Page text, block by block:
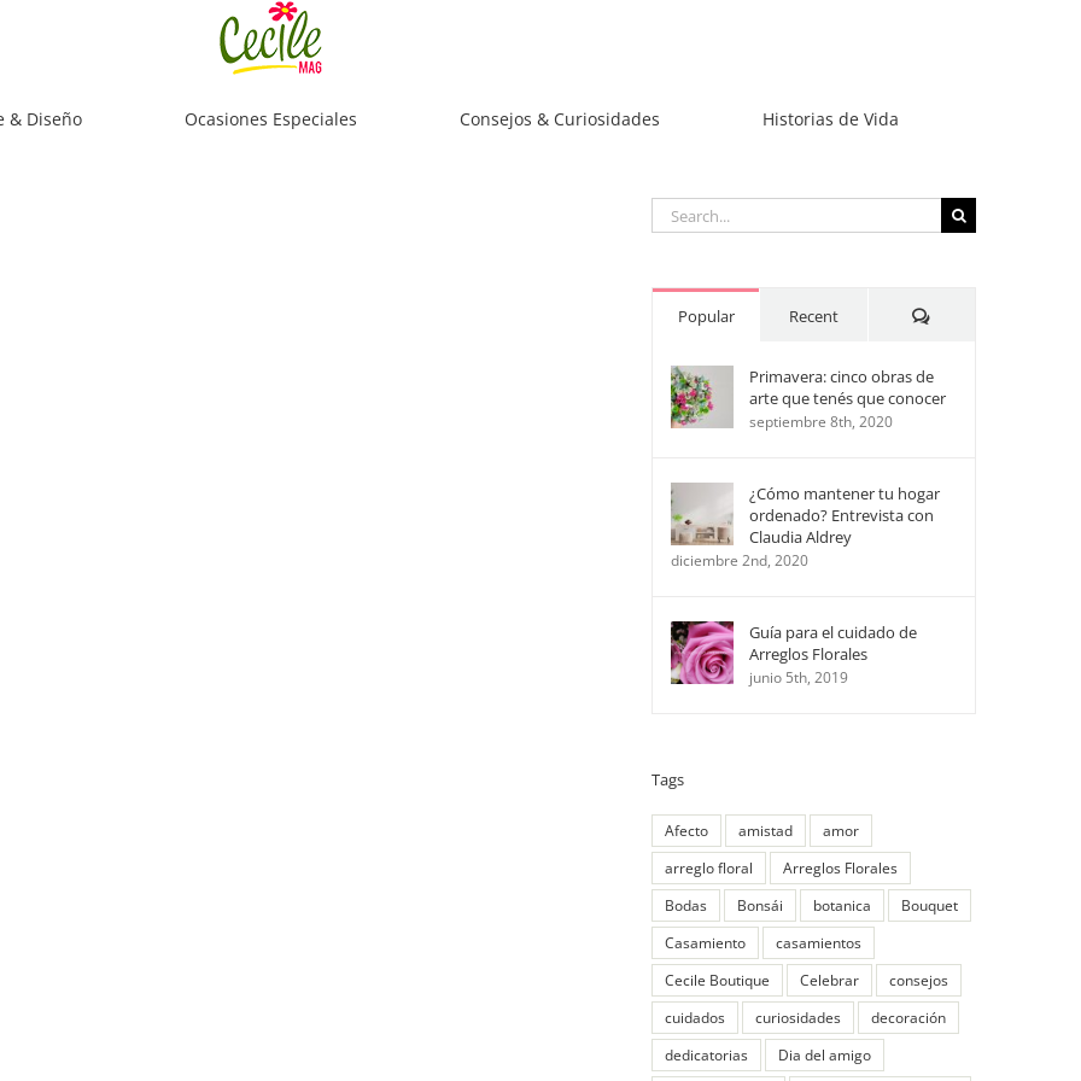
& Diseño Ocasiones Especiales Consejos & Curiosidades Historias de Vida
Search
for:
Popular Recent Comments
Primavera: cinco obras de
arte que tenés que conocer
septiembre 8th, 2020
¿Cómo mantener tu hogar
ordenado? Entrevista con
Claudia Aldrey
diciembre 2nd, 2020
Guía para el cuidado de
Arreglos Florales
junio 5th, 2019
Tags
Afecto amistad
amor
arreglo floral
Arreglos Florales
Bodas
Bonsái botanica
Bouquet
Casamiento
casamientos
Cecile Boutique
Celebrar
consejos
cuidados
curiosidades
decoración
dedicatorias
Dia del amigo